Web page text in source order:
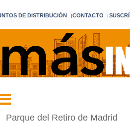
DE DISTRIBUCIÓN ICONTACTO I
Parque del Retiro de Madrid